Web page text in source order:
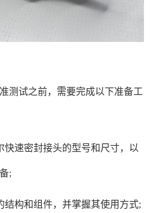
试之前，需要完成以下准备工
速密封接头的型号和尺寸，以
;
构和组件，并掌握其使用方式;